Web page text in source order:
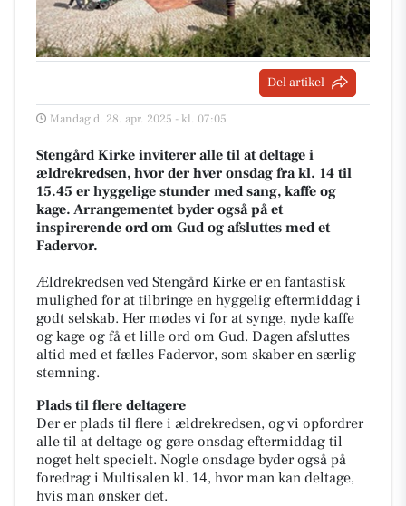
Del artikel
Mandag d. 28. apr. 2025 - kl. 07:05
Stengård Kirke inviterer alle til at deltage i
ældrekredsen, hvor der hver onsdag fra kl. 14 til
15.45 er hyggelige stunder med sang, kaffe og
kage. Arrangementet byder også på et
inspirerende ord om Gud og afsluttes med et
Fadervor.
Ældrekredsen ved Stengård Kirke er en fantastisk
mulighed for at tilbringe en hyggelig eftermiddag i
godt selskab. Her mødes vi for at synge, nyde kaffe
og kage og få et lille ord om Gud. Dagen afsluttes
altid med et fælles Fadervor, som skaber en særlig
stemning.
Plads til flere deltagere
Der er plads til flere i ældrekredsen, og vi opfordrer
alle til at deltage og gøre onsdag eftermiddag til
noget helt specielt. Nogle onsdage byder også på
foredrag i Multisalen kl. 14, hvor man kan deltage,
hvis man ønsker det.